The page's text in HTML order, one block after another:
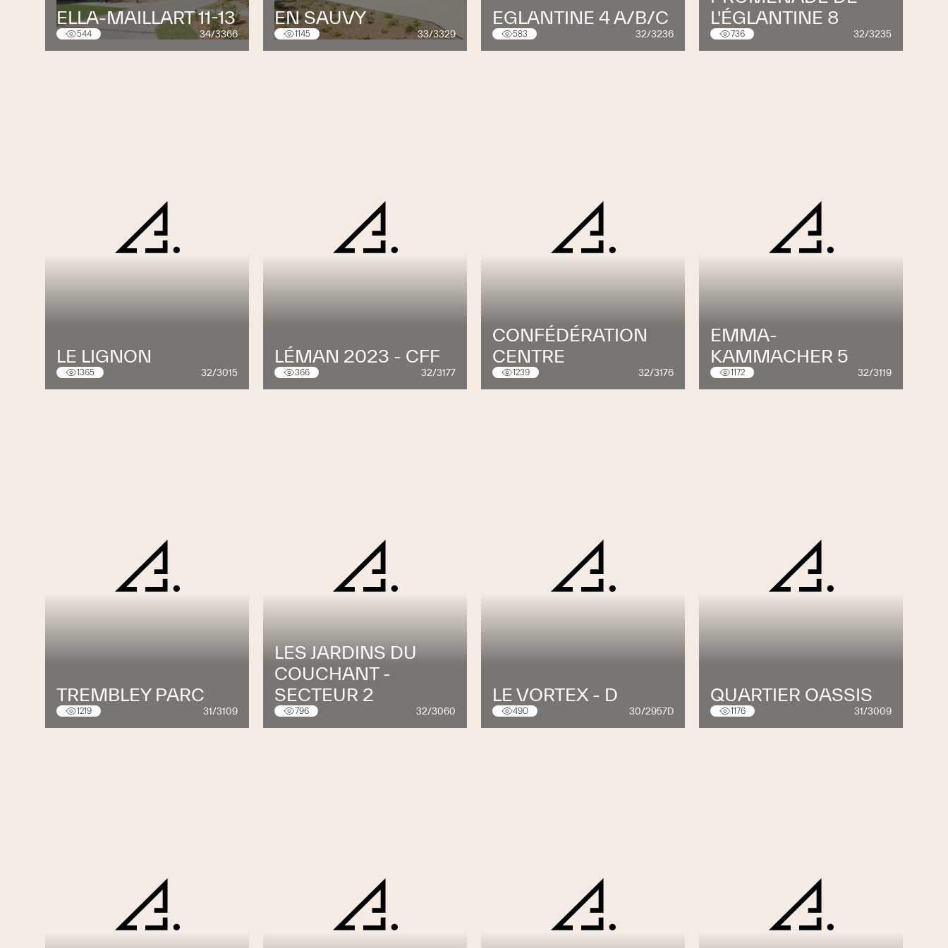
ELLA-MAILLART 11-13
544 34/3366
EN SAUVY
1145 33/3329
EGLANTINE 4 A/B/C
583 32/3236
L'ÉGLANTINE 8
736 32/3235
LE LIGNON
1365 32/3015
LÉMAN 2023 - CFF
366 32/3177
CONFÉDÉRATION
CENTRE
1239 32/3176
EMMA-
KAMMACHER 5
1172 32/3119
TREMBLEY PARC
1219 31/3109
LES JARDINS DU
COUCHANT -
SECTEUR 2
796 32/3060
LE VORTEX - D
490 30/2957D
QUARTIER OASSIS
1176 31/3009